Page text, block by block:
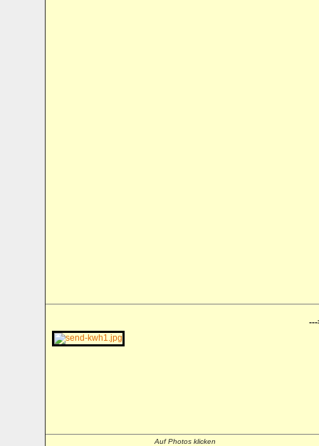
---
Auf Photos klicken